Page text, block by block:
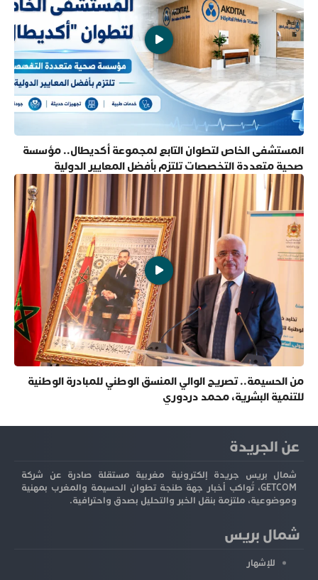
المستشفى الخاص لتطوان التابع لمجموعة أكديطال.. مؤسسة
صحية متعددة التخصصات تلتزم بأفضل المعايير الدولية
من الحسيمة.. تصريح الوالي المنسق الوطني للمبادرة الوطنية
للتنمية البشرية، محمد دردوري
عن الجريدة
شمال بريس جريدة إلكترونية مغربية مستقلة صادرة عن شركة
GETCOM، تُواكب أخبار جهة طنجة تطوان الحسيمة والمغرب بمهنية
وموضوعية، ملتزمة بنقل الخبر والتحليل بصدق واحترافية.
شمال بريس
للإشهار